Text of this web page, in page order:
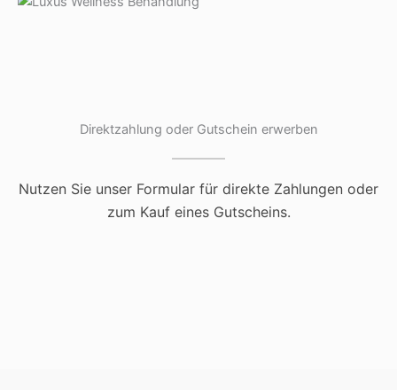
Direktzahlung oder Gutschein erwerben
Nutzen Sie unser Formular für direkte Zahlungen oder
zum Kauf eines Gutscheins.